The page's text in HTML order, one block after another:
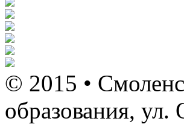
© 2015 •
образования,